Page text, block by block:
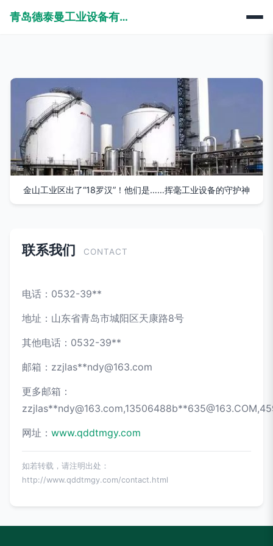
青岛德泰曼工业设备有限公司
金山工业区出了“18罗汉”！他们是……挥毫工业设备的守护神
联系我们 CONTACT
电话：0532-39**
地址：山东省青岛市城阳区天康路8号
其他电话：0532-39**
邮箱：zzjlas**ndy@163.com
更多邮箱：
zzjlas**ndy@163.com,13506488b**635@163.COM
网址： www.qddtmgy.com
如若转载，请注明出处：
http://www.qddtmgy.com/contact.html